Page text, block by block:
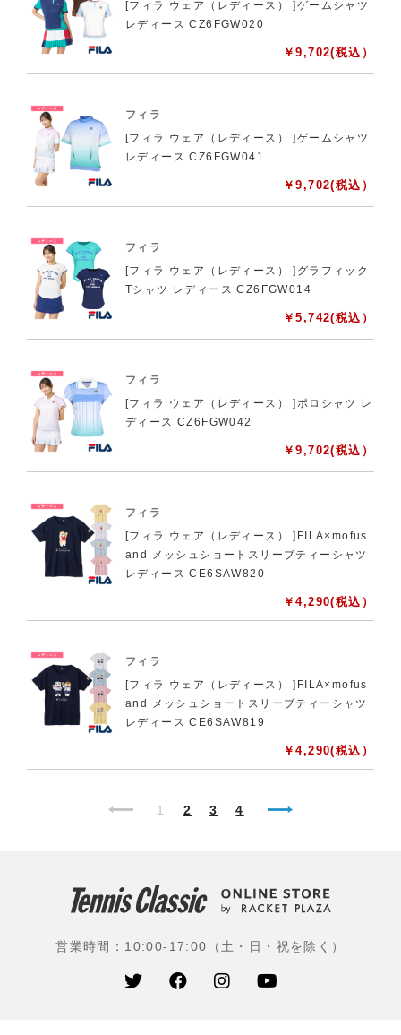
[フィラ ウェア（レディース） ]ゲームシャツ
レディース CZ6FGW020
￥9,702(税込）
フィラ
[フィラ ウェア（レディース） ]ゲームシャツ
レディース CZ6FGW041
￥9,702(税込）
フィラ
[フィラ ウェア（レディース） ]グラフィック
Tシャツ レディース CZ6FGW014
￥5,742(税込）
フィラ
[フィラ ウェア（レディース） ]ポロシャツ レ
ディース CZ6FGW042
￥9,702(税込）
フィラ
[フィラ ウェア（レディース） ]FILA×mofus
and メッシュショートスリーブティーシャツ
レディース CE6SAW820
￥4,290(税込）
フィラ
[フィラ ウェア（レディース） ]FILA×mofus
and メッシュショートスリーブティーシャツ
レディース CE6SAW819
￥4,290(税込）
1 2 3 4
営業時間：10:00-17:00（土・日・祝を除く）